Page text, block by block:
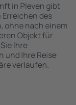
in Pleven gibt
Erreichen des
ohne nach einem
Objekt für
Ihre
und Ihre Reise
verlaufen.